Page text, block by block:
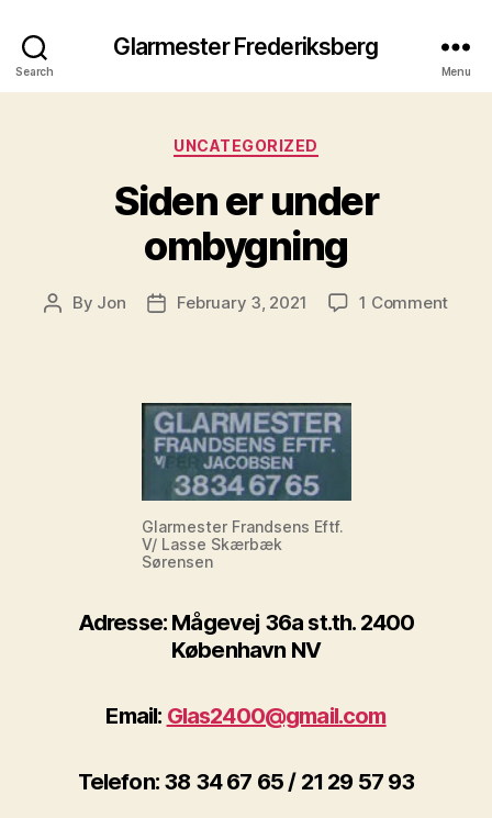
Search
Glarmester Frederiksberg
Menu
Categories
UNCATEGORIZED
Siden er under
ombygning
Post
By Jon
PostFebruary 3, 2021 1 Commenton
Glarmester Frandsens Eftf.
V/ Lasse Skærbæk
Sørensen
Adresse: Mågevej 36a st.th. 2400
København NV
Email: Glas2400@gmail.com
Telefon: 38 34 67 65 / 21 29 57 93